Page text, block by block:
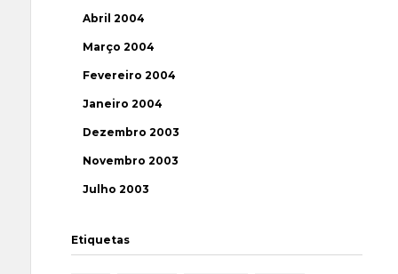
Abril 2004
Março 2004
Fevereiro 2004
Janeiro 2004
Dezembro 2003
Novembro 2003
Julho 2003
Etiquetas